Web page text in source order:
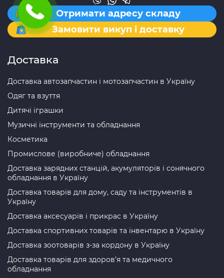
Отримати адресу складу
Замовити викуп і доставку
Доставка
Доставка автозапчастин і мотозапчастин в Україну
Одяг та взуття
Дитячі іграшки
Музичні інструменти та обладнання
Косметика
Промислове (виробниче) обладнання
Доставка зарядних станцій, акумуляторів і сонячного
обладнання в Україну
Доставка товарів для дому, саду та інструментів в
Україну
Доставка аксесуарів і прикрас в Україну
Доставка спортивних товарів та інвентарю в Україну
Доставка зоотоварів з-за кордону в Україну
Доставка товарів для здоров’я та медичного
обладнання